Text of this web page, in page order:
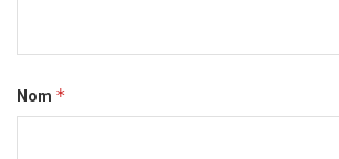
Nom *